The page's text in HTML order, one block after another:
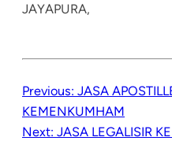
JAYAPURA,
Previous: JASA
KEMENKUMHAM
Next: JASA LEGALISIR